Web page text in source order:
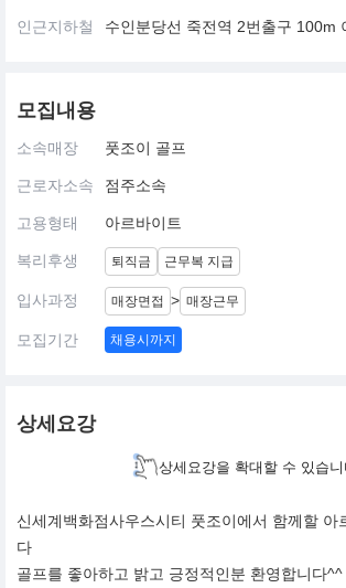
인근지하철 수인분당선 죽전역 2번출구 100m
모집내용
소속매장 풋조이 골프
근로자소속 점주소속
고용형태 아르바이트
복리후생 퇴직금 근무복 지급
입사과정 매장면접 > 매장근무
모집기간 채용시까지
상세요강
상세요강을 확대할 수 있습니
신세계백화점사우스시티 풋조이에서 함께할 아
다
골프를 좋아하고 밝고 긍정적인분 환영합니다^^